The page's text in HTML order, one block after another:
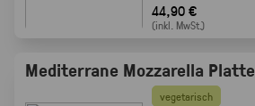
44,90 €
(inkl. MwSt.)
Mediterrane Mozzarella Platte
vegetarisch